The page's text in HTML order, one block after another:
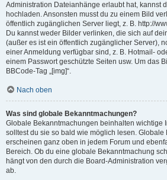
Administration Dateianhänge erlaubt hat, kannst
hochladen. Ansonsten musst du zu einem Bild
öffentlich zugänglichen Server liegt, z. B. http://
Du kannst weder Bilder verlinken, die sich auf
(außer es ist ein öffentlich zugänglicher Server),
einer Anmeldung verfügbar sind, z. B. Hotmail-
einem Passwort geschützte Seiten usw. Um das
BBCode-Tag „[img]“.
Nach oben
Was sind globale Bekanntmachungen?
Globale Bekanntmachungen beinhalten wichtige
solltest du sie so bald wie möglich lesen. Globale
erscheinen ganz oben in jedem Forum und
Bereich. Ob du eine globale Bekanntmachung
hängt von den durch die Board-Administration
ab.